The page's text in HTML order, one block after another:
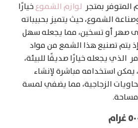
لوازم الشموعخيارًا
الشموع، حيث يتميز بحبيباته
صهر أو تسخين، مما يجعله سهل
إذ يتم تصنيع هذا الشمع من مواد
الذي يجعله خيارًا صديقًا للبيئة،
يمكن استخدامه مباشرة لإنشاء
الزجاجية، مما يضفي لمسة